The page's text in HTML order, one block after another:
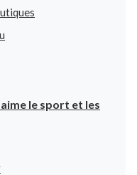
le sport et les